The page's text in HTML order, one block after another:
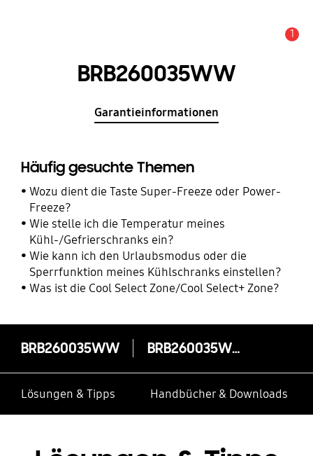
1
BRB260035WW
Garantieinformationen
Häufig gesuchte Themen
Wozu dient die Taste Super-Freeze oder Power-
Freeze?
Wie stelle ich die Temperatur meines
Kühl-/Gefrierschranks ein?
Wie kann ich den Urlaubsmodus oder die
Sperrfunktion meines Kühlschranks einstellen?
Was ist die Cool Select Zone/Cool Select+ Zone?
BRB260035WW BRB260035WW
Lösungen & Tipps Handbücher & Downloads